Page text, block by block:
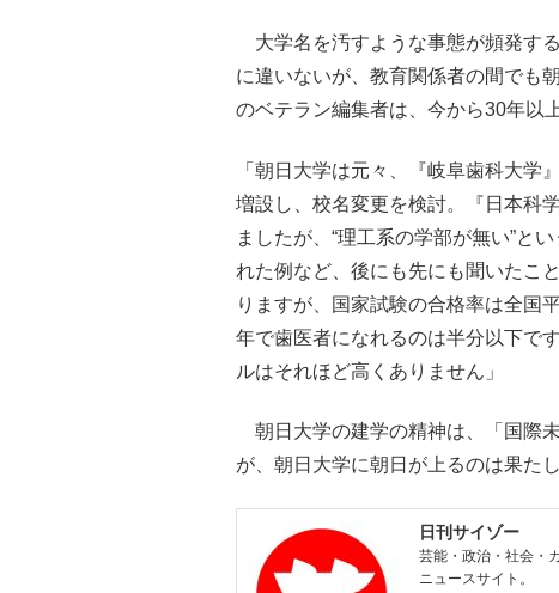
大学名を汚すような事態が頻発す
に違いないが、教育関係者の間でも
のベテラン編集者は、今から30年以
「朝日大学は元々、『岐阜歯科大学
増設し、校名変更を検討。『日本科
ましたが、“理工系の学部が無い”と
れた例など、後にも先にも聞いたこ
りますが、国家試験の合格率は全国
年で歯医者になれるのは半分以下で
ルはそれほど高くありません」
朝日大学の建学の精神は、「国際
が、朝日大学に朝日が上るのは果た
日刊サイゾー
芸能・政治・社会・
ニュースサイト。